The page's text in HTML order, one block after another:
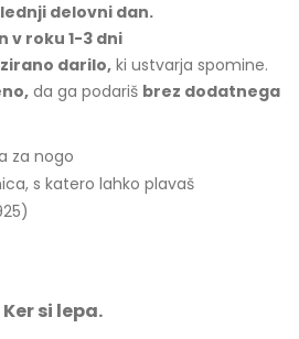
delovni dan.
v roku 1-3 dni
darilo,ki ustvarja spomine.
da ga podariš brez dodatnega
za nogo
s katero lahko plavaš
si lepa.